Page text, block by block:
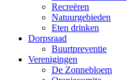
Recreëren
Natuurgebieden
Eten drinken
Dorpsraad
Buurtpreventie
Verenigingen
De Zonnebloem